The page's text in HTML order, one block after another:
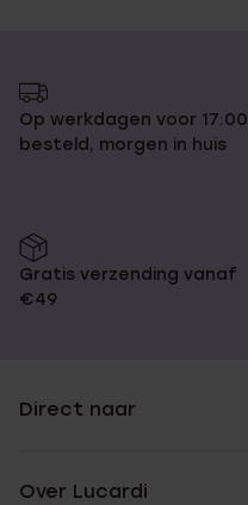
Op werkdagen voor 17:00
besteld, morgen in huis
Gratis verzending vanaf
€49
Direct naar
Over Lucardi